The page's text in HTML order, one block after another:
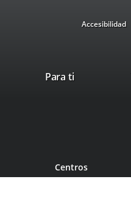
Accesibilidad
Para ti
Centros